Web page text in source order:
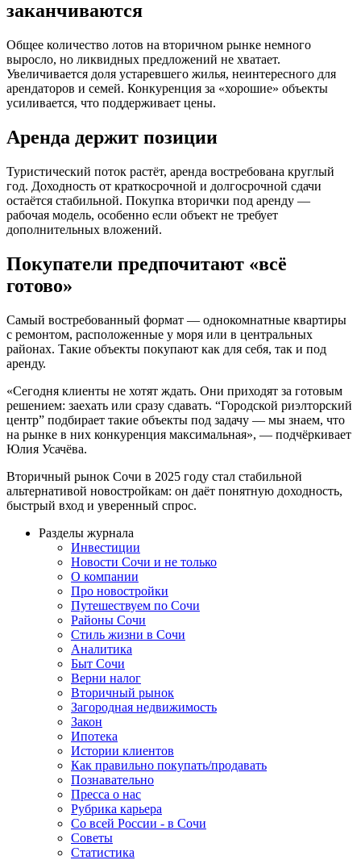
заканчиваются
Общее количество лотов на вторичном рынке немного
выросло, но ликвидных предложений не хватает.
Увеличивается доля устаревшего жилья, неинтересного для
арендаторов и семей. Конкуренция за «хорошие» объекты
усиливается, что поддерживает цены.
Аренда держит позиции
Туристический поток растёт, аренда востребована круглый
год. Доходность от краткосрочной и долгосрочной сдачи
остаётся стабильной. Покупка вторички под аренду —
рабочая модель, особенно если объект не требует
дополнительных вложений.
Покупатели предпочитают «всё
готово»
Самый востребованный формат — однокомнатные квартиры
с ремонтом, расположенные у моря или в центральных
районах. Такие объекты покупают как для себя, так и под
аренду.
«Сегодня клиенты не хотят ждать. Они приходят за готовым
решением: заехать или сразу сдавать. “Городской риэлторский
центр” подбирает такие объекты под задачу — мы знаем, что
на рынке в них конкуренция максимальная», — подчёркивает
Юлия Усачёва.
Вторичный рынок Сочи в 2025 году стал стабильной
альтернативой новостройкам: он даёт понятную доходность,
быстрый вход и уверенный спрос.
Разделы журнала
Инвестиции
Новости Сочи и не только
О компании
Про новостройки
Путешествуем по Сочи
Районы Сочи
Стиль жизни в Сочи
Аналитика
Быт Сочи
Верни налог
Вторичный рынок
Загородная недвижимость
Закон
Ипотека
Истории клиентов
Как правильно покупать/продавать
Познавательно
Пресса о нас
Рубрика карьера
Со всей России - в Сочи
Советы
Статистика